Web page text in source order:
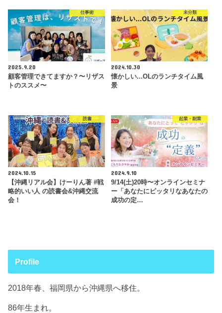
仕事術
2025.9.20
顧客管理できてますか？〜リザス
トのススメ〜
未分類
2024.10.30
懐かしい...OLのランチタイム風
景
読書
2024.10.15
【沖縄リアル会】けーりん著 #戦
略的いい人 の読書会&沖縄交流
会！
起業・副業
2024.9.10
9/14(土)20時〜オンラインセミナ
ー「あなたにピッタリなあなたの
成功の定…
Profile
2018年春、福岡県から沖縄県へ移住。
86年生まれ。